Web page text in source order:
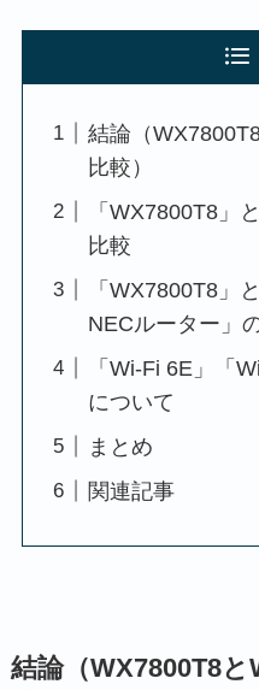
結論（
比較）
「WX7800T8」
比較
「WX7800T8」
NECルーター」
「Wi-Fi 6E」「
について
まとめ
関連記事
結論（WX7800T8